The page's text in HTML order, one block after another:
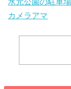
カメラアマ